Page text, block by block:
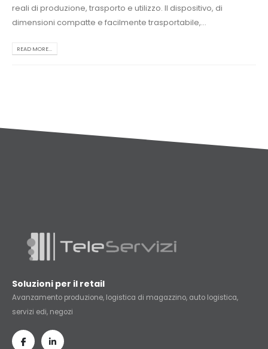
reali di produzione, trasporto e utilizzo. Il dispositivo, di
dimensioni compatte e facilmente trasportabile,...
READ MORE...
Soluzioni per il retail
Avanzamento produzione, logistica di magazzino, auto logistica,
servizi edi, negozi